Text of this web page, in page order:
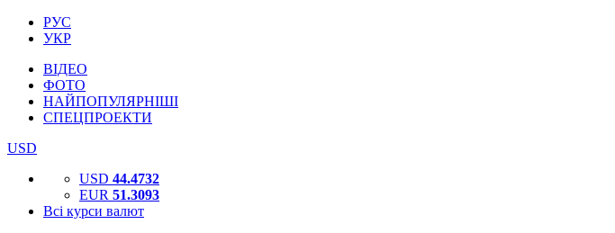
РУС
УКР
ВІДЕО
ФОТО
НАЙПОПУЛЯРНІШІ
СПЕЦПРОЕКТИ
USD
USD 44.4732
EUR 51.3093
Всі курси валют